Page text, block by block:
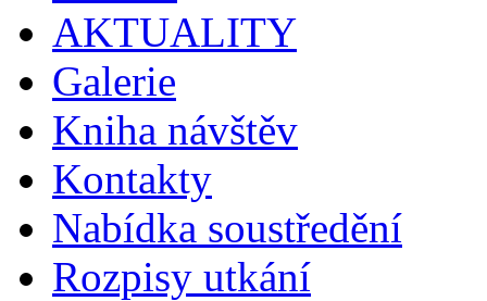
AKTUALITY
Galerie
Kniha návštěv
Kontakty
Nabídka soustředění
Rozpisy utkání